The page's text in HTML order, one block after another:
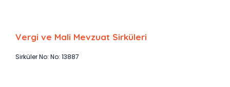
Vergi ve Mali Mevzuat Sirküleri
Sirküler No: No: 13887